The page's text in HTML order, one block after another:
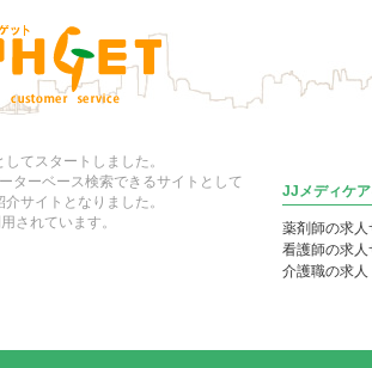
てスタートしました。
ターベース検索できるサイトとして
サイトとなりました。
されています。
JJメディケ
薬剤師の求人
看護師の求人
介護職の求人